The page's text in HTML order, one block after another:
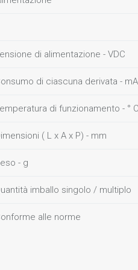
di alimentazione - VDC
di ciascuna derivata - mA
di funzionamento - ° C
( L x A x P) - mm
- g
imballo singolo / multiplo
alle norme